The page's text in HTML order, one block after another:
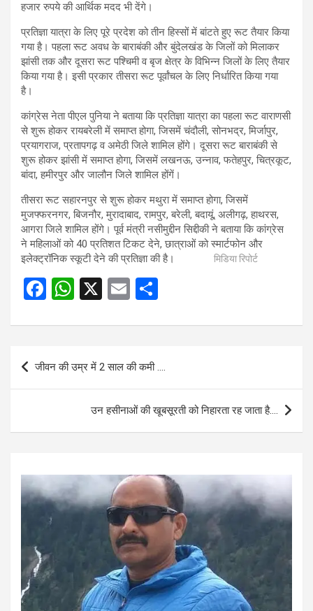
हजार रुपये की आर्थिक मदद भी देंगे।
प्रतिज्ञा यात्रा के लिए पूरे प्रदेश को तीन हिस्सों में बांटते हुए रूट तैयार किया
गया है। पहला रूट अवध के बाराबंकी और बुंदेलखंड के जिलों को मिलाकर
झांसी तक और दूसरा रूट पश्चिमी व बृज क्षेत्र के विभिन्न जिलों के लिए तैयार
किया गया है। इसी प्रकार तीसरा रूट पूर्वांचल के लिए निर्धारित किया गया
है।
कांग्रेस नेता पीएल पुनिया ने बताया कि प्रतिज्ञा यात्रा का पहला रूट वाराणसी
से शुरू होकर रायबरेली में समाप्त होगा, जिसमें चंदौली, सोनभद्र, मिर्जापुर,
प्रयागराज, प्रतापगढ़ व अमेठी जिले शामिल होंगे। दूसरा रूट बाराबंकी से
शुरू होकर झांसी में समाप्त होगा, जिसमें लखनऊ, उन्नाव, फतेहपुर, चित्रकूट,
बांदा, हमीरपुर और जालौन जिले शामिल होंगें।
तीसरा रूट सहारनपुर से शुरू होकर मथुरा में समाप्त होगा, जिसमें
मुजफ्फरनगर, बिजनौर, मुरादाबाद, रामपुर, बरेली, बदायूं, अलीगढ़, हाथरस,
आगरा जिले शामिल होंगे। पूर्व मंत्री नसीमुद्दीन सिद्दीकी ने बताया कि कांग्रेस
ने महिलाओं को 40 प्रतिशत टिकट देने, छात्राओं को स्मार्टफोन और
इलेक्ट्रॉनिक स्कूटी देने की प्रतिज्ञा की है। मिडिया रिपोर्ट
F
ce
o
W
at
A
X
E
ail ar
Post
navigation
जीवन की उम्र में 2 साल की कमी ….
उन हसीनाओं की खूबसूरती को निहारता रह जाता है….